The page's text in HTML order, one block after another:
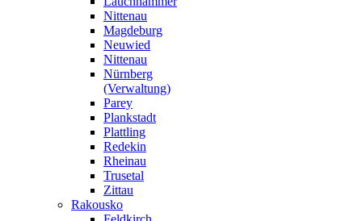
Nittenau
Magdeburg
Neuwied
Nittenau
Nürnberg
(Verwaltung)
Parey
Plankstadt
Plattling
Redekin
Rheinau
Trusetal
Zittau
Rakousko